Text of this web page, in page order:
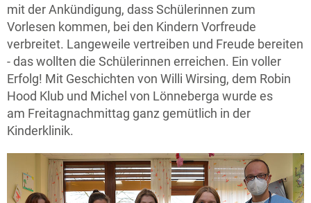
mit der Ankündigung, dass Schülerinnen zum
Vorlesen kommen, bei den Kindern Vorfreude
verbreitet. Langeweile vertreiben und Freude bereiten
- das wollten die Schülerinnen erreichen. Ein voller
Erfolg! Mit Geschichten von Willi Wirsing, dem Robin
Hood Klub und Michel von Lönneberga wurde es
am Freitagnachmittag ganz gemütlich in der
Kinderklinik.